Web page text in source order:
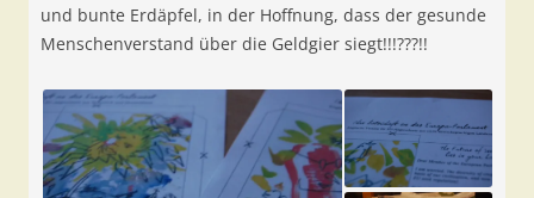
und bunte Erdäpfel, in der Hoffnung, dass der gesunde
Menschenverstand über die Geldgier siegt!!!???!!